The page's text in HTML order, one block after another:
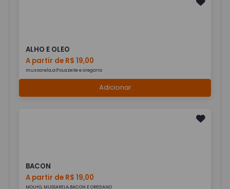
ALHO E OLEO
A partir de R$ 19,00
mussarela,alho,azeite e oregano
Adicionar
BACON
A partir de R$ 19,00
MOLHO, MUSSARELA,BACON E OREGANO